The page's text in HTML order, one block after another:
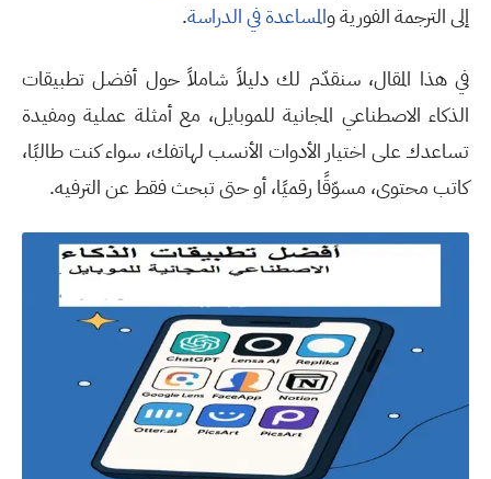
إلى الترجمة الفورية والمساعدة في الدراسة.
في هذا المقال، سنقدّم لك دليلاً شاملاً حول أفضل تطبيقات
الذكاء الاصطناعي المجانية للموبايل، مع أمثلة عملية ومفيدة
تساعدك على اختيار الأدوات الأنسب لهاتفك، سواء كنت طالبًا،
كاتب محتوى، مسوّقًا رقميًا، أو حتى تبحث فقط عن الترفيه.